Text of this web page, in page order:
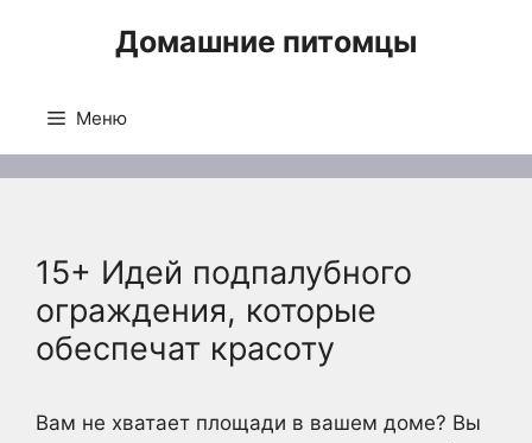
Домашние питомцы
Меню
15+ Идей подпалубного
ограждения, которые
обеспечат красоту
Вам не хватает площади в вашем доме? Вы